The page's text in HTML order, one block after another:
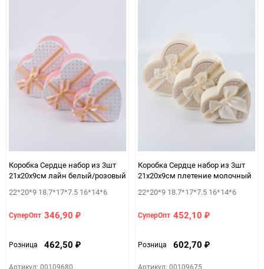
Коробка Сердце набор из 3шт
21х20х9см лайн белый/розовый
22*20*9 18.7*17*7.5 16*14*6
СуперОпт 346,90 ₽
Розница 462,50 ₽
Артикул: 00109680
Коробка Сердце набор из 3шт
21х20х9см плетение молочный
22*20*9 18.7*17*7.5 16*14*6
СуперОпт 452,10 ₽
Розница 602,70 ₽
Артикул: 00109675